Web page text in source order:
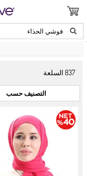
فوشي الحذاء
837السلعة
التصنيف حسب